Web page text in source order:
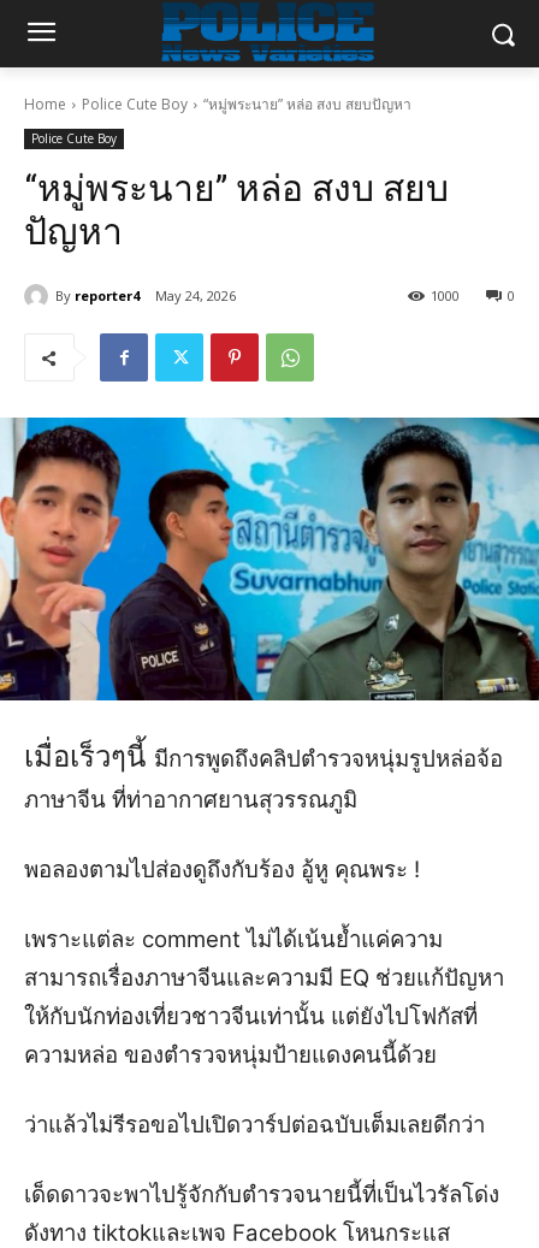
Home Police Cute Boy “หมู่พระนาย” หล่อ สงบ สยบปัญหา
Police Cute Boy
“หมู่พระนาย” หล่อ สงบ สยบ
ปัญหา
By reporter4 May 24, 2026 0
1000
เมื่อเร็วๆนี้ มีการพูดถึงคลิปตำรวจหนุ่มรูปหล่อจ้อ
ภาษาจีน ที่ท่าอากาศยานสุวรรณภูมิ
พอลองตามไปส่องดูถึงกับร้อง อู้หู คุณพระ !
เพราะแต่ละ commentไม่ได้เน้นย้ำแค่ความ
สามารถเรื่องภาษาจีนและความมี EQ ช่วยแก้ปัญหา
ให้กับนักท่องเที่ยวชาวจีนเท่านั้น แต่ยังไปโฟกัสที่
ความหล่อ ของตำรวจหนุ่มป้ายแดงคนนี้ด้วย
ว่าแล้วไม่รีรอขอไปเปิดวาร์ปต่อฉบับเต็มเลยดีกว่า
เด็ดดาวจะพาไปรู้จักกับตำรวจนายนี้ที่เป็นไวรัลโด่ง
ดังทาง tiktokและเพจ Facebook โหนกระแส